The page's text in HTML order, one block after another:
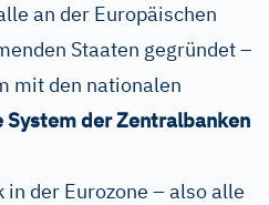
an der Europäischen
Staaten gegründet –
mit den nationalen
System der Zentralbanken
der Eurozone – also alle